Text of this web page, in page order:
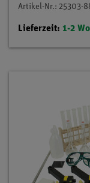
Artikel-Nr.: 25303-
Lieferzeit: 1-2